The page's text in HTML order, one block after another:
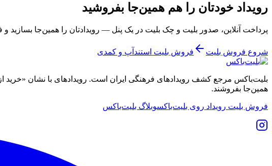
رویداد خودتان را هم همین‌جا بفروشید
پرداخت آنلاین، صدور بلیت و چک بلیت در یک پنل — رویدادتان را همین‌جا بسازید
شروع فروش بلیت فروش بلیت استندآپ و کمدی
بلیت‌باکس مرجع کشف رویدادهای فرهنگی ایران است. رویدادهای با نشان «خرید از
همین‌جا بفروشند.
فروش بلیت رویداد روی بلیت‌باکسوبلاگ بلیت‌باکس